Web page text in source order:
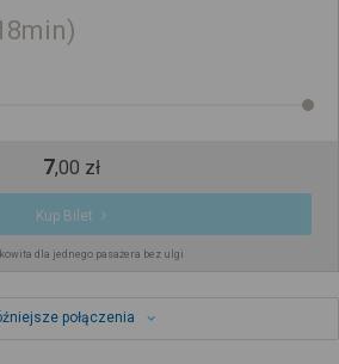
7,00 zł
Kup Bilet
dla jednego pasażera bez ulgi
połączenia